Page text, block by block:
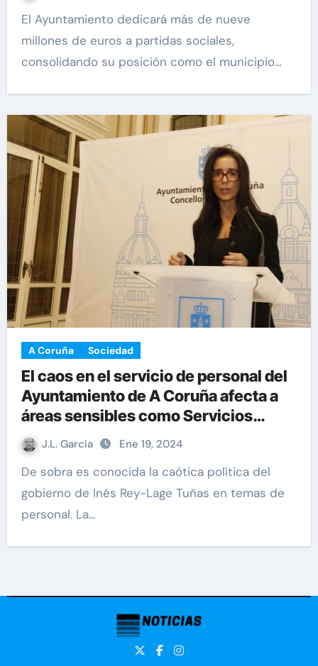
El Ayuntamiento dedicará más de nueve
millones de euros a partidas sociales,
consolidando su posición como el municipio…
A Coruña Sociedad
El caos en el servicio de personal del
Ayuntamiento de A Coruña afecta a
áreas sensibles como Servicios
Sociales
J.L. García Ene 19, 2024
De sobra es conocida la caótica política del
gobierno de Inés Rey-Lage Tuñas en temas de
personal. La…